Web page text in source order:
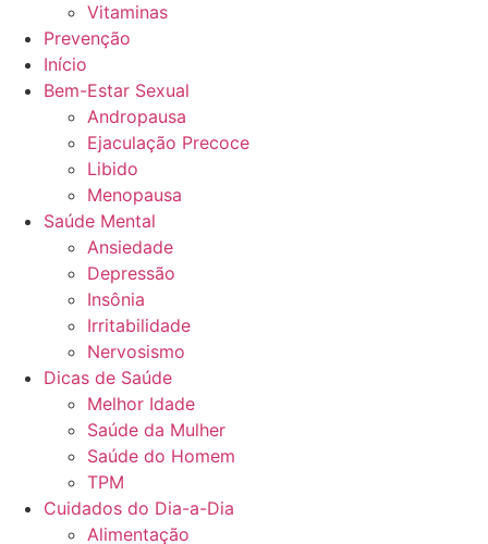
Vitaminas
Prevenção
Início
Bem-Estar Sexual
Andropausa
Ejaculação Precoce
Libido
Menopausa
Saúde Mental
Ansiedade
Depressão
Insônia
Irritabilidade
Nervosismo
Dicas de Saúde
Melhor Idade
Saúde da Mulher
Saúde do Homem
TPM
Cuidados do Dia-a-Dia
Alimentação